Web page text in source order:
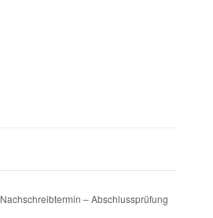
Nachschreibtermin – Abschlussprüfung